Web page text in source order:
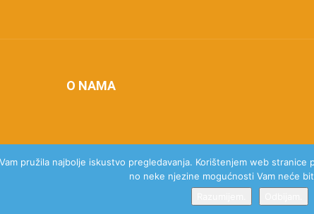
O NAMA
pružila najbolje iskustvo pregledavanja. Korištenjem web
no neke njezine mogućnosti Vam neće